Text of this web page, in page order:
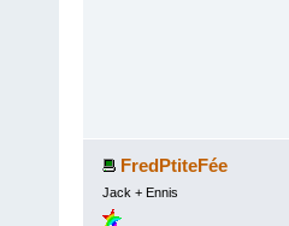
FredPtiteFée
Jack + Ennis